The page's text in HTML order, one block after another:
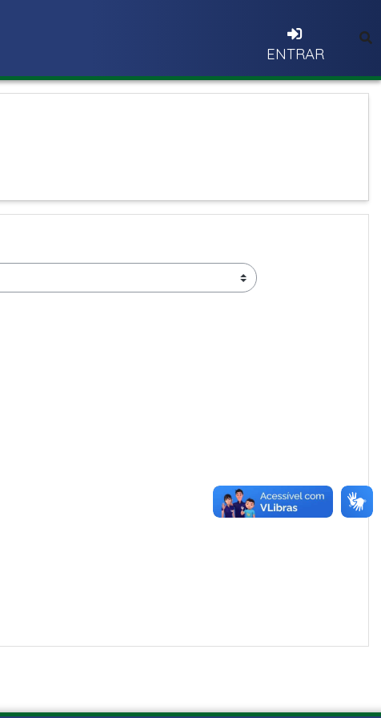
ENTRAR